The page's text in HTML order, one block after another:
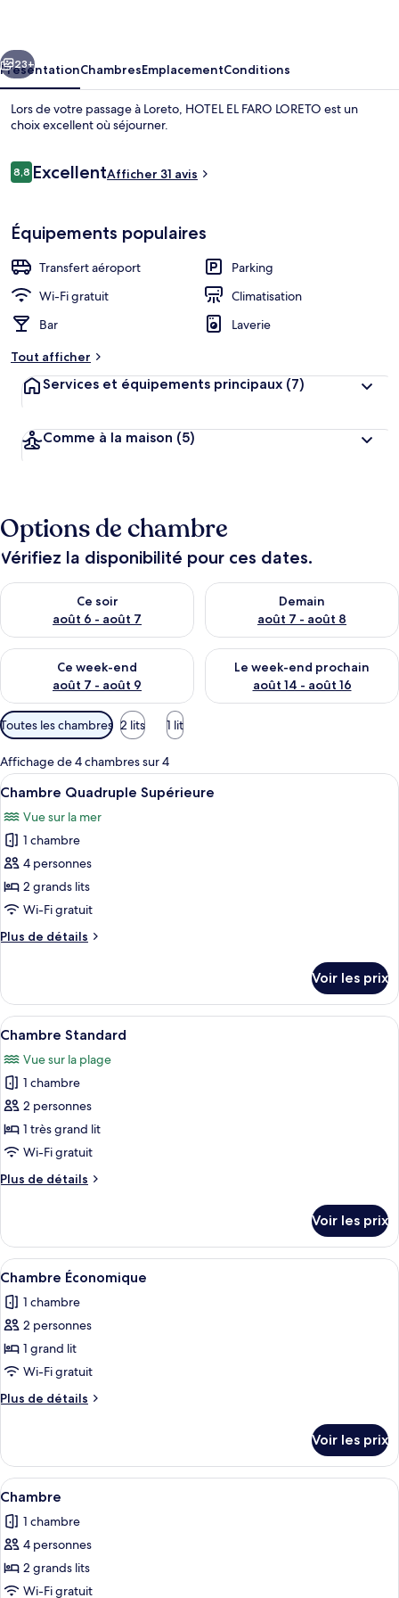
Vue sur la plage/l’océan
Suivant
23+
PrésentationChambresEmplacementConditions
Lors de votre passage à Loreto, HOTEL EL FARO LORETO est un
choix excellent où séjourner.
Avis
voyageurs
8,88,8 sur 10
ExcellentAfficher 31 avis
Équipements populaires
Transfert aéroport
Parking
Wi-Fi gratuit
Climatisation
Bar
Laverie
Tout afficher
Services et équipements principaux (7)
Comme à la maison (5)
Options de chambre
Vérifiez la disponibilité pour ces dates.
Ce soir
août 6 - août 7
Vérifier la disponibilité pour ce soir août 6 - août 7
Demain
août 7 - août 8
Vérifier la disponibilité pour
Ce week-end
août 7 - août 9
Vérifier la disponibilité pour ce week-end août 7 - août 9
Le week-end prochain
août 14 - août 16
Vérifier la disponibilité pour
Filtres
disponibles
pour
les
chambres
Toutes les chambres 2 lits 1 lit
Affichage de 4 chambres sur 4
Afficher
toutes
les
photos
pour
ce
type
chambre :
Supérieure
Espace de travail pour ordinateur
4
Chambre Quadruple Supérieure
Vue sur la mer
1 chambre
4 personnes
2 grands lits
Wi-Fi gratuit
Plus de détails
Plus
le
type
de
Chambre
Quadruple
Supérieure
Voir les prix
Afficher
toutes
les
photos
pour
ce
type
chambre :
Espace de travail pour ordinateur
5
Chambre Standard
Vue sur la plage
1 chambre
2 personnes
1 très grand lit
Wi-Fi gratuit
Plus de détails
Plus
le
type
de
Chambre
Standard
Voir les prix
Afficher
toutes
les
photos
pour
ce
type
de
Chambre
Économique
Chambre Économique | Espace de
2
Chambre Économique
1 chambre
2 personnes
1 grand lit
Wi-Fi gratuit
Plus de détails
Plus
le
type
de
Chambre
Économique
Voir les prix
Afficher
toutes
les
photos
pour
ce
Chambre | Espace de travail pour
3
Chambre
1 chambre
4 personnes
2 grands lits
Wi-Fi gratuit